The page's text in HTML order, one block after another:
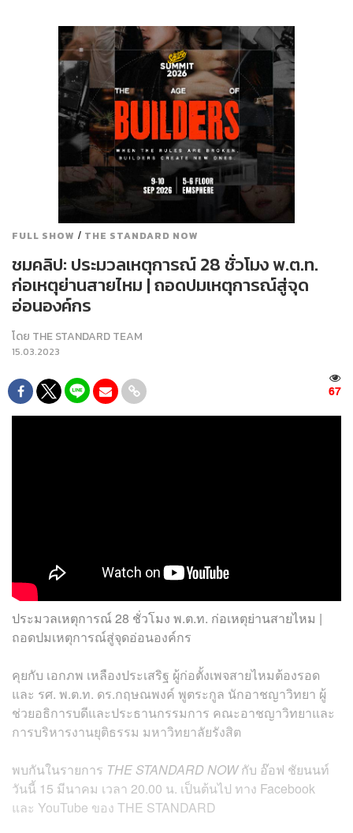
FULL SHOW / THE STANDARD NOW
ชมคลิป: ประมวลเหตุการณ์ 28 ชั่วโมง พ.ต.ท.
ก่อเหตุย่านสายไหม | ถอดปมเหตุการณ์สู่จุด
อ่อนองค์กร
โดย THE STANDARD TEAM
15.03.2023
67
ประมวลเหตุการณ์ 28 ชั่วโมง พ.ต.ท. ก่อเหตุย่านสายไหม |
ถอดปมเหตุการณ์สู่จุดอ่อนองค์กร
คุยกับ เอกภพ เหลืองประเสริฐ ผู้ก่อตั้งเพจสายไหมต้องรอด
และ รศ. พ.ต.ท. ดร.กฤษณพงค์ พูตระกูล นักอาชญาวิทยา ผู้
ช่วยอธิการบดีและประธานกรรมการ คณะอาชญาวิทยาและ
การบริหารงานยุติธรรม มหาวิทยาลัยรังสิต
พบกันในรายการ THE STANDARD NOWกับ อ๊อฟ ชัยนนท์
วันนี้ 15 มีนาคม เวลา 20.00 น. เป็นต้นไป ทาง Facebook
และ YouTube ของ THE STANDARD